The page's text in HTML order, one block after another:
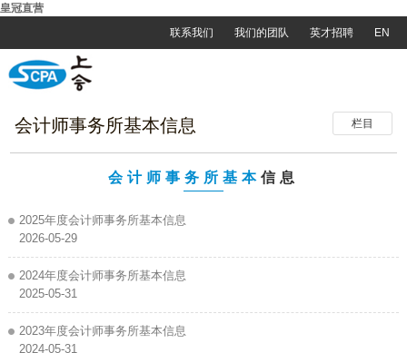
皇冠直营
联系我们
我们的团队 英才招聘 EN
栏目
会计师事务所基本信息
会计师事务所基本 信息
2025年度会计师事务所基本信息
2026-05-29
2024年度会计师事务所基本信息
2025-05-31
2023年度会计师事务所基本信息
2024-05-31